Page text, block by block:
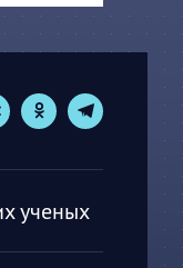
ученых